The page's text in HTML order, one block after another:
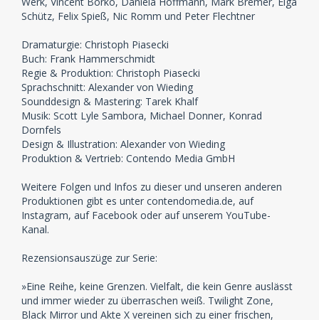
Schütz, Felix Spieß, Nic Romm und Peter Flechtner
Dramaturgie: Christoph Piasecki
Buch: Frank Hammerschmidt
Regie & Produktion: Christoph Piasecki
Sprachschnitt: Alexander von Wieding
Sounddesign & Mastering: Tarek Khalf
Musik: Scott Lyle Sambora, Michael Donner, Konrad
Dornfels
Design & Illustration: Alexander von Wieding
Produktion & Vertrieb: Contendo Media GmbH
Weitere Folgen und Infos zu dieser und unseren anderen
Produktionen gibt es unter contendomedia.de, auf
Instagram, auf Facebook oder auf unserem YouTube-
Kanal.
Rezensionsauszüge zur Serie:
»Eine Reihe, keine Grenzen. Vielfalt, die kein Genre auslässt
und immer wieder zu überraschen weiß. Twilight Zone,
Black Mirror und Akte X vereinen sich zu einer frischen,